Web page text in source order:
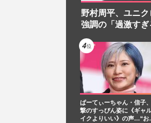
野村周平、ユニ
強調の「過激す
ぱーてぃーちゃん・信子
撃のすっぴん姿に《ギャ
イクよりいい》の声…“